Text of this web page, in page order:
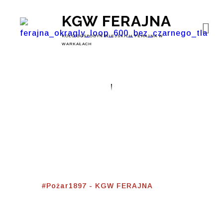
KGW FERAJNA
KOŁO GOSPODYŃ WIEJSKICH FERAJNA W
WARKAŁACH
#Pożar1897 - KGW FERAJNA